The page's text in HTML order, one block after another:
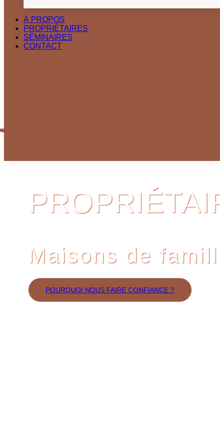
2 salles de bain
À PROPOS
PROPRIÉTAIRES
SÉMINAIRES
CONTACT
Maisons de
POURQUOI NOUS FAIRE CONFIANCE ?